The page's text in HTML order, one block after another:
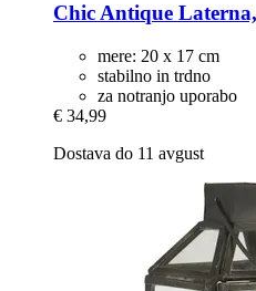
Chic Antique
mere: 20 x 17 cm
stabilno in trdno
za notranjo uporabo
€ 34,99
Dostava do 11 avgust